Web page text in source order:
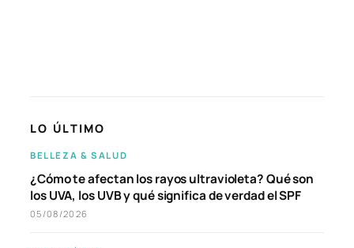
LO ÚLTIMO
BELLEZA & SALUD
¿Cómo te afectan los rayos ultravioleta? Qué son
los UVA, los UVB y qué significa de verdad el SPF
05/08/2026